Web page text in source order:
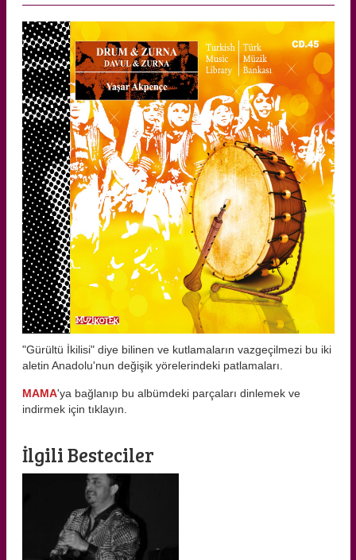
"Gürültü İkilisi" diye bilinen ve kutlamaların vazgeçilmezi bu iki
aletin Anadolu'nun değişik yörelerindeki patlamaları.
MAMA'ya bağlanıp bu albümdeki parçaları dinlemek ve
indirmek için tıklayın.
İlgili Besteciler